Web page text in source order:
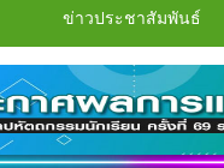
ข่าวประชาสัมพันธ์